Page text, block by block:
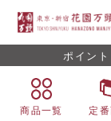
ポイン
商品一覧 定